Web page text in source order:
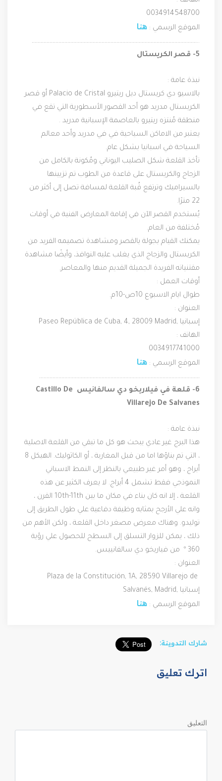
0034914548700
الموقع الرسمي : هنا
…………………………………………………………………………………………………..
5- قصر الكريستال
نبذة عامة :
منطقة مُنتزه ريتيرو بالعاصمة الإسبانية مدريد .
السياحة في اسبانيا بشكل عام.
22 مترًا.
مُختلفة من العام.
مقتنياته الفريدة الجميلة القديم منها والمعاصر.
أوقات العمل :
طوال ايام الاسبوع 10ص-10م.
العنوان :
Paseo República de Cuba, 4, 28009 Madrid, إسبانيا
الهاتف :
0034917741000
الموقع الرسمي : هنا
………………………………………………………………………………………………
6- قلعة في فيلاريخو دي سالفانيس Castillo De
Villarejo De Salvanes
نبذة عامة :
360 º  من فياريخو دي سالفانييس.
العنوان :
Plaza de la Constitución, 1A, 28590 Villarejo de
Salvanés, Madrid, إسبانيا
الموقع الرسمي : هنا
شارك التدوينة:
اترك تعليق
التعليق